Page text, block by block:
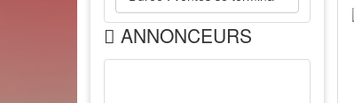
ANNONCEURS